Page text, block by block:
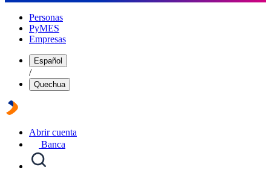
Personas
PyMES
Empresas
Español
/
Quechua
Abrir cuenta
Banca